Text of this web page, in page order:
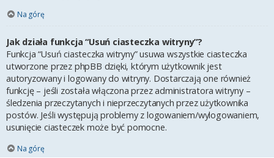
Na górę
Jak działa funkcja “Usuń ciasteczka witryny”?
Funkcja “Usuń ciasteczka witryny” usuwa wszystkie ciasteczka
utworzone przez phpBB dzięki, którym użytkownik jest
autoryzowany i logowany do witryny. Dostarczają one również
funkcję – jeśli została włączona przez administratora witryny –
śledzenia przeczytanych i nieprzeczytanych przez użytkownika
postów. Jeśli występują problemy z logowaniem/wylogowaniem,
usunięcie ciasteczek może być pomocne.
Na górę